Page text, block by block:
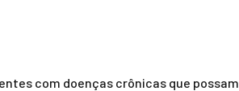
com doenças crônicas que possam